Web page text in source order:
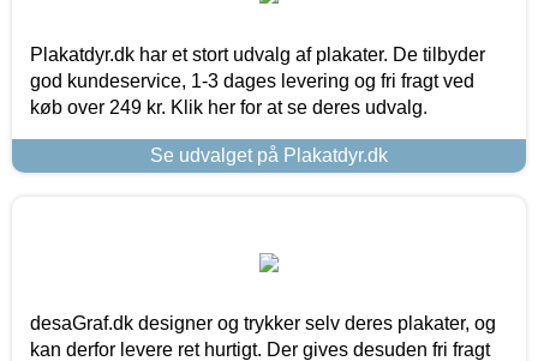
Plakatdyr.dk har et stort udvalg af plakater. De tilbyder
god kundeservice, 1-3 dages levering og fri fragt ved
køb over 249 kr. Klik her for at se deres udvalg.
Se udvalget på Plakatdyr.dk
desaGraf.dk designer og trykker selv deres plakater, og
kan derfor levere ret hurtigt. Der gives desuden fri fragt